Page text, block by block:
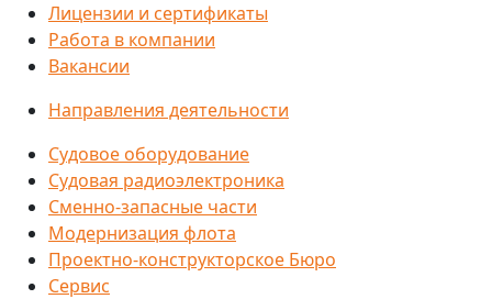
Лицензии и сертификаты
Работа в компании
Вакансии
Направления деятельности
Судовое оборудование
Судовая радиоэлектроника
Сменно-запасные части
Модернизация флота
Проектно-конструкторское Бюро
Сервис